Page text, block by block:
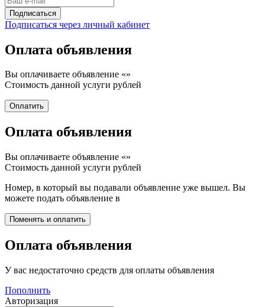
Подписаться через личный кабинет
Оплата объявления
Вы оплачиваете объявление «»
Стоимость данной услуги рублей
Оплата объявления
Вы оплачиваете объявление «»
Стоимость данной услуги рублей
Номер, в который вы подавали объявление уже вышел. Вы
можете подать объявление в
Оплата объявления
У вас недостаточно средств для оплаты объявления
Пополнить
Авторизация